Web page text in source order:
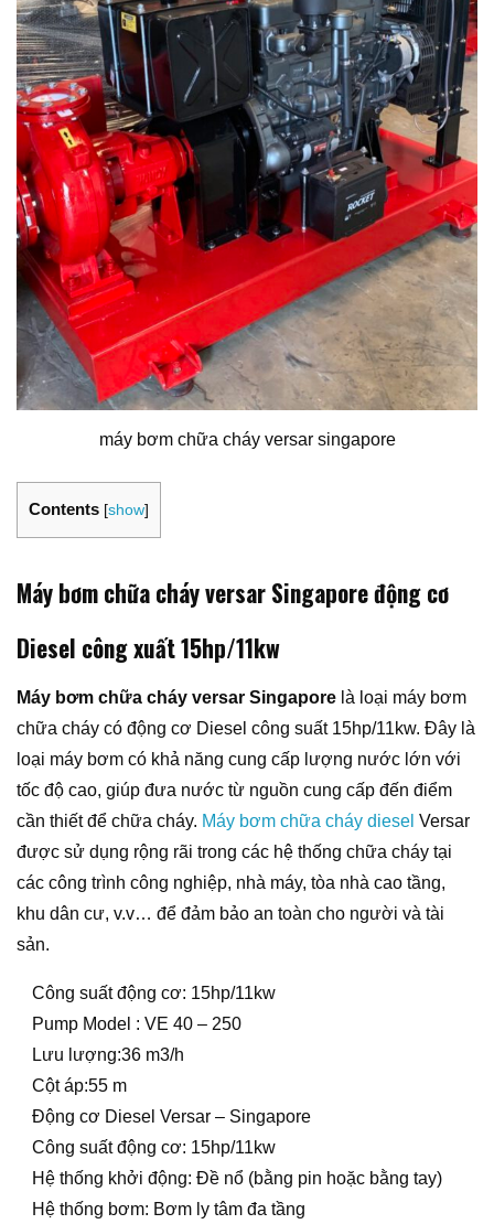
máy bơm chữa cháy versar singapore
Contents [show]
Máy bơm chữa cháy versar Singapoređộng cơ
Diesel công xuất 15hp/11kw
Máy bơm chữa cháy versar Singapore là loại máy bơm
chữa cháy có động cơ Diesel công suất 15hp/11kw. Đây là
loại máy bơm có khả năng cung cấp lượng nước lớn với
tốc độ cao, giúp đưa nước từ nguồn cung cấp đến điểm
cần thiết để chữa cháy. Máy bơm chữa cháy diesel Versar
được sử dụng rộng rãi trong các hệ thống chữa cháy tại
các công trình công nghiệp, nhà máy, tòa nhà cao tầng,
khu dân cư, v.v… để đảm bảo an toàn cho người và tài
sản.
Công suất động cơ: 15hp/11kw
Pump Model : VE 40 – 250
Lưu lượng:36 m3/h
Cột áp:55 m
Động cơ Diesel Versar – Singapore
Công suất động cơ: 15hp/11kw
Hệ thống khởi động: Đề nổ (bằng pin hoặc bằng tay)
Hệ thống bơm: Bơm ly tâm đa tầng